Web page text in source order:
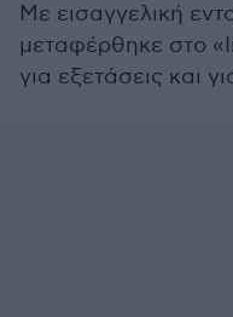
Με εισαγγελική
μεταφέρθηκε στο
για εξετάσεις και